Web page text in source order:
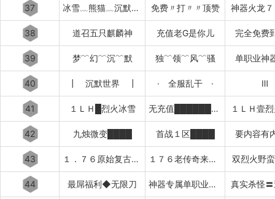
37 冰雪﹏熊猫﹏沉默﹏攻速 免费〃打〃〃顶赞 神器火龙
38 道召五只麒麟神 充值老G是你儿 完全免费
39 梦﹌幻﹌沉﹌默 独﹌领﹌风﹌骚 单职业神
40 ┃ 沉默世界 ┃ · 全服乱干 · Ⅲ
41 １ＬＨ█烈火冰雪 无充值████████████ １ＬＨ壹
42 九烛微变████ 首战１区████ 要内容有
43 １．７６原始复古███████ １７６老传奇来了████████ 双烈火野
44 最屌福利◆无限刀 神器专属单职业超变中变迷失 真实杀怪